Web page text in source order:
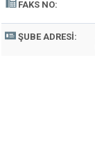
FAKS NO:
ŞUBE ADRESI: